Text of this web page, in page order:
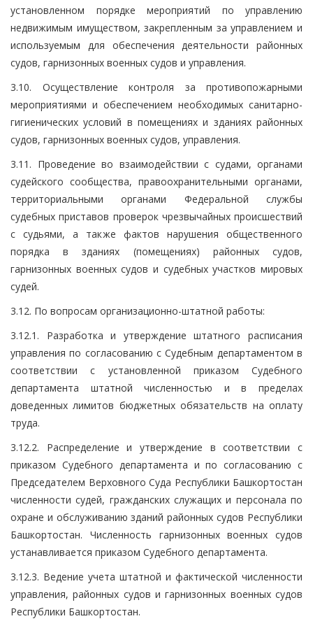
установленном порядке мероприятий по управлению
недвижимым имуществом, закрепленным за управлением и
используемым для обеспечения деятельности районных
судов, гарнизонных военных судов и управления.
3.10. Осуществление контроля за противопожарными
мероприятиями и обеспечением необходимых санитарно-
гигиенических условий в помещениях и зданиях районных
судов, гарнизонных военных судов, управления.
3.11. Проведение во взаимодействии с судами, органами
судейского сообщества, правоохранительными органами,
территориальными органами Федеральной службы
судебных приставов проверок чрезвычайных происшествий
с судьями, а также фактов нарушения общественного
порядка в зданиях (помещениях) районных судов,
гарнизонных военных судов и судебных участков мировых
судей.
3.12. По вопросам организационно-штатной работы:
3.12.1. Разработка и утверждение штатного расписания
управления по согласованию с Судебным департаментом в
соответствии с установленной приказом Судебного
департамента штатной численностью и в пределах
доведенных лимитов бюджетных обязательств на оплату
труда.
3.12.2. Распределение и утверждение в соответствии с
приказом Судебного департамента и по согласованию с
Председателем Верховного Суда Республики Башкортостан
численности судей, гражданских служащих и персонала по
охране и обслуживанию зданий районных судов Республики
Башкортостан. Численность гарнизонных военных судов
устанавливается приказом Судебного департамента.
3.12.3. Ведение учета штатной и фактической численности
управления, районных судов и гарнизонных военных судов
Республики Башкортостан.